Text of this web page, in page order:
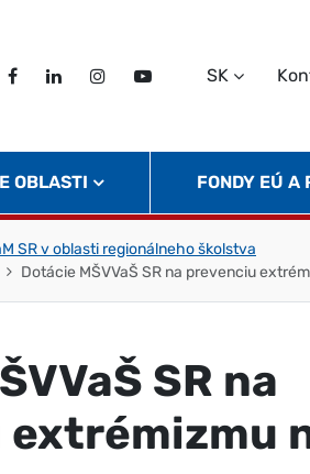
FacebookLinkedInInstagram
Twitter
SK
OBLASTI FONDY EÚ A
SR v oblasti regionálneho školstva
Dotácie MŠVVaŠ SR na prevenciu
SR na
extrémizmu